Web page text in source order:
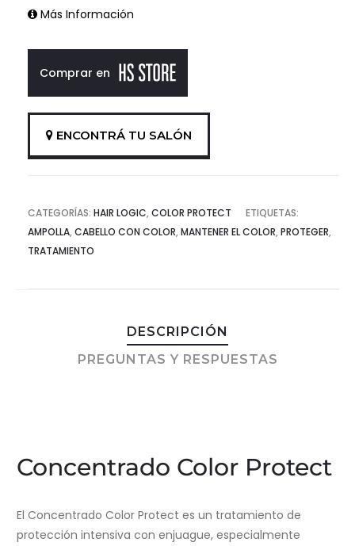
Más Información
Comprar en
ENCONTRÁ TU SALÓN
CATEGORÍAS: HAIR LOGIC, COLOR PROTECT
ETIQUETAS:
AMPOLLA, CABELLO CON COLOR, MANTENER EL COLOR, PROTEGER,
TRATAMIENTO
DESCRIPCIÓN
PREGUNTAS Y RESPUESTAS
Concentrado Color Protect
El Concentrado Color Protect es un tratamiento de
protección intensiva con enjuague, especialmente